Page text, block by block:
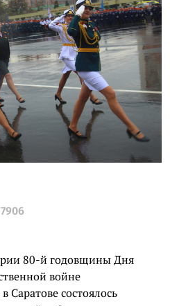
7906
80-й годовщины Дня
войне
Саратове состоялось